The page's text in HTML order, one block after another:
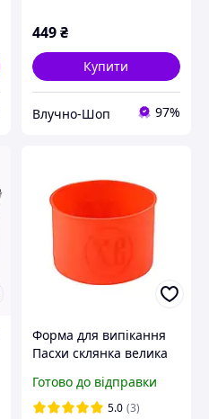
449₴
Купити
Влучно-Шоп 97%
Форма для випікання
Пасхи склянка велика
Готово до відправки
5.0 (3)